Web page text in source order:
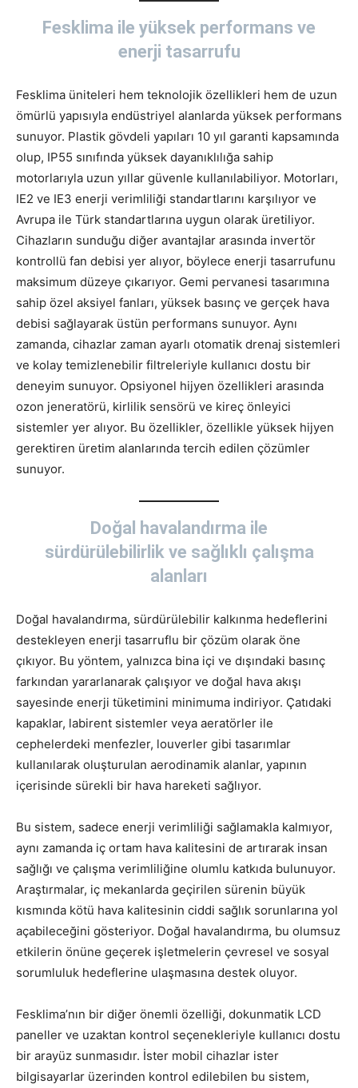
Fesklima ile yüksek performans ve
enerji tasarrufu
Fesklima üniteleri hem teknolojik özellikleri hem de uzun
ömürlü yapısıyla endüstriyel alanlarda yüksek performans
sunuyor. Plastik gövdeli yapıları 10 yıl garanti kapsamında
olup, IP55 sınıfında yüksek dayanıklılığa sahip
motorlarıyla uzun yıllar güvenle kullanılabiliyor. Motorları,
IE2 ve IE3 enerji verimliliği standartlarını karşılıyor ve
Avrupa ile Türk standartlarına uygun olarak üretiliyor.
Cihazların sunduğu diğer avantajlar arasında invertör
kontrollü fan debisi yer alıyor, böylece enerji tasarrufunu
maksimum düzeye çıkarıyor. Gemi pervanesi tasarımına
sahip özel aksiyel fanları, yüksek basınç ve gerçek hava
debisi sağlayarak üstün performans sunuyor. Aynı
zamanda, cihazlar zaman ayarlı otomatik drenaj sistemleri
ve kolay temizlenebilir filtreleriyle kullanıcı dostu bir
deneyim sunuyor. Opsiyonel hijyen özellikleri arasında
ozon jeneratörü, kirlilik sensörü ve kireç önleyici
sistemler yer alıyor. Bu özellikler, özellikle yüksek hijyen
gerektiren üretim alanlarında tercih edilen çözümler
sunuyor.
Doğal havalandırma ile
sürdürülebilirlik ve sağlıklı çalışma
alanları
Doğal havalandırma, sürdürülebilir kalkınma hedeflerini
destekleyen enerji tasarruflu bir çözüm olarak öne
çıkıyor. Bu yöntem, yalnızca bina içi ve dışındaki basınç
farkından yararlanarak çalışıyor ve doğal hava akışı
sayesinde enerji tüketimini minimuma indiriyor. Çatıdaki
kapaklar, labirent sistemler veya aeratörler ile
cephelerdeki menfezler, louverler gibi tasarımlar
kullanılarak oluşturulan aerodinamik alanlar, yapının
içerisinde sürekli bir hava hareketi sağlıyor.
Bu sistem, sadece enerji verimliliği sağlamakla kalmıyor,
aynı zamanda iç ortam hava kalitesini de artırarak insan
sağlığı ve çalışma verimliliğine olumlu katkıda bulunuyor.
Araştırmalar, iç mekanlarda geçirilen sürenin büyük
kısmında kötü hava kalitesinin ciddi sağlık sorunlarına yol
açabileceğini gösteriyor. Doğal havalandırma, bu olumsuz
etkilerin önüne geçerek işletmelerin çevresel ve sosyal
sorumluluk hedeflerine ulaşmasına destek oluyor.
Fesklima’nın bir diğer önemli özelliği, dokunmatik LCD
paneller ve uzaktan kontrol seçenekleriyle kullanıcı dostu
bir arayüz sunmasıdır. İster mobil cihazlar ister
bilgisayarlar üzerinden kontrol edilebilen bu sistem,